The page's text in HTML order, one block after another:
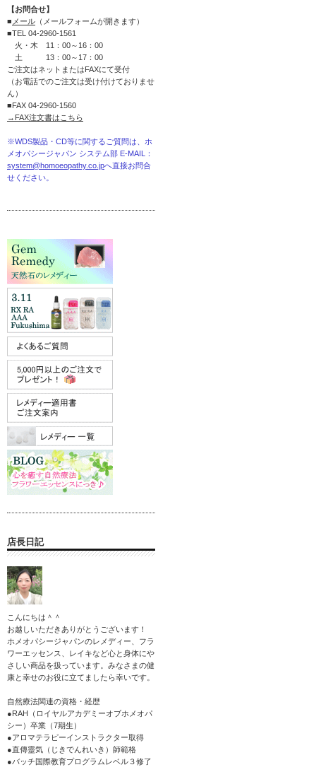
【お問合せ】
■ メール （メールフォームが開きます）
■TEL 04-2960-1561
火・木 11：00～16：00
土 13：00～17：00
ご注文はネットまたはFAXにて受付
（お電話でのご注文は受け付けておりませ
ん）
■FAX 04-2960-1560
→FAX注文書はこちら
※WDS製品・CD等に関するご質問は、ホ
メオパシージャパン システム部 E-MAIL：
system@homoeopathy.co.jpへ直接お問合
せください。
店長日記
こんにちは＾＾
お越しいただきありがとうございます！
ホメオパシージャパンのレメディー、フラ
ワーエッセンス、レイキなど心と身体にや
さしい商品を扱っています。みなさまの健
康と幸せのお役に立てましたら幸いです。
自然療法関連の資格・経歴
●RAH（ロイヤルアカデミーオブホメオパ
シー）卒業（7期生）
●アロマテラピーインストラクター取得
●直傳靈気（じきでんれいき）師範格
●バッチ国際教育プログラムレベル３修了